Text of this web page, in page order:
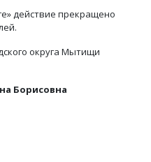
действие прекращено
округа Мытищи
Борисовна